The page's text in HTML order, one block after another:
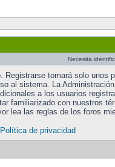
Necesita
Registrarse tomará solo unos
al sistema. La
a los usuarios
familiarizado con nuestros
lea las reglas de los foros
Política de privacidad